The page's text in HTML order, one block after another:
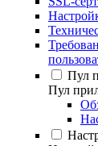
Пул
Пул